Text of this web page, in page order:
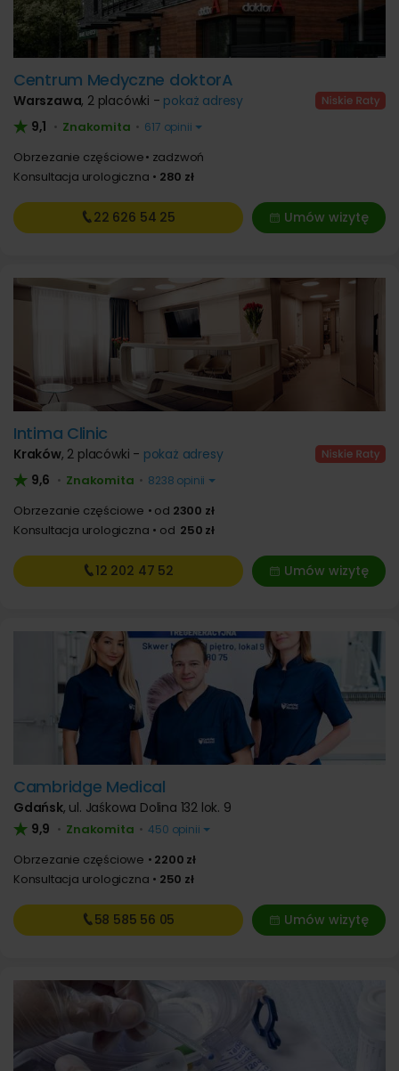
Centrum Medyczne doktorA
Warszawa, 2 placówki - pokaż adresy
9,1 • Znakomita • 617 opinii
Obrzezanie częściowe zadzwoń
Konsultacja urologiczna
280 zł
Umów wizytę
22 626 54 25
Intima Clinic
Kraków, 2 placówki - pokaż adresy
9,6 • Znakomita • 8238 opinii
Obrzezanie częściowe od 2300 zł
Konsultacja urologiczna
od 250 zł
Umów wizytę
12 202 47 52
Cambridge Medical
Gdańsk, ul. Jaśkowa Dolina 132 lok. 9
9,9 • Znakomita • 450 opinii
Obrzezanie częściowe
2200 zł
Konsultacja urologiczna
250 zł
Umów wizytę
58 585 56 05